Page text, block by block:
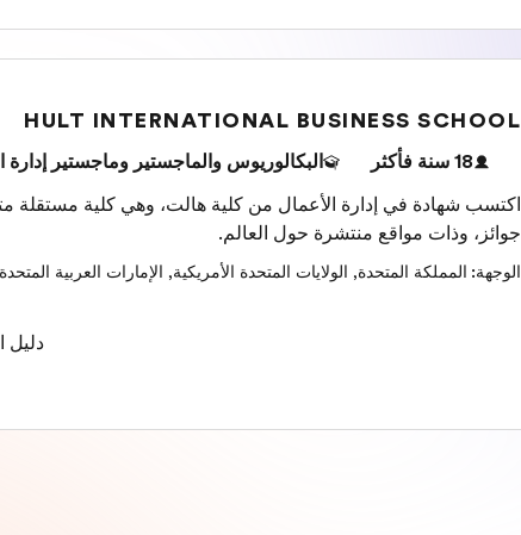
HULT INTERNATIONAL BUSINESS SCHOOL
18 سنة فأكثر
البكالوريوس والماجستير وماجستير إدارة
اكتسب شهادة في إدارة الأعمال من كلية هالت، وهي كلية مستقلة
جوائز، وذات مواقع منتشرة حول العالم.
الوجهة: المملكة المتحدة, الولايات المتحدة الأمريكية, الإمارات العربية المتحدة
دليل